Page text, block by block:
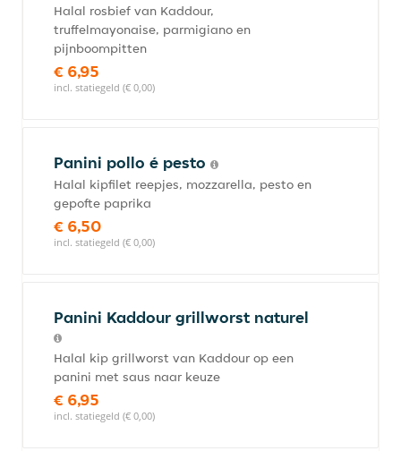
Halal rosbief van Kaddour,
truffelmayonaise, parmigiano en
pijnboompitten
€ 6,95
incl. statiegeld (€ 0,00)
Panini pollo é pesto
Halal kipfilet reepjes, mozzarella, pesto en
gepofte paprika
€ 6,50
incl. statiegeld (€ 0,00)
Panini Kaddour grillworst naturel
Halal kip grillworst van Kaddour op een
panini met saus naar keuze
€ 6,95
incl. statiegeld (€ 0,00)